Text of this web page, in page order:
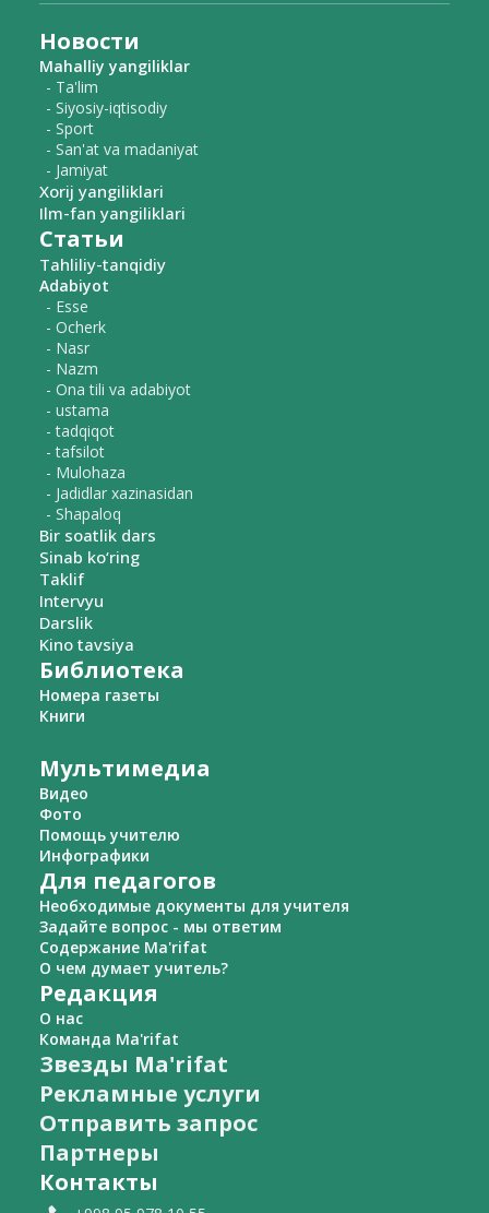
Новости
Mahalliy yangiliklar
- Ta'lim
- Siyosiy-iqtisodiy
- Sport
- San'at va madaniyat
- Jamiyat
Xorij yangiliklari
Ilm-fan yangiliklari
Статьи
Tahliliy-tanqidiy
Adabiyot
- Esse
- Ocherk
- Nasr
- Nazm
- Ona tili va adabiyot
- ustama
- tadqiqot
- tafsilot
- Mulohaza
- Jadidlar xazinasidan
- Shapaloq
Bir soatlik dars
Sinab ko‘ring
Taklif
Intervyu
Darslik
Kino tavsiya
Библиотека
Номера газеты
Книги
Мультимедиа
Видео
Фото
Помощь учителю
Инфографики
Для педагогов
Необходимые документы для учителя
Задайте вопрос - мы ответим
Содержание Ma'rifat
О чем думает учитель?
Редакция
О нас
Команда Ma'rifat
Звезды Ma'rifat
Рекламные услуги
Отправить запрос
Партнеры
Контакты